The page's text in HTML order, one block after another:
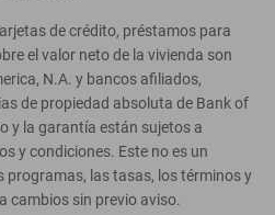
de crédito, préstamos para
el valor neto de la vivienda son
N.A. y bancos afiliados,
de propiedad absoluta de Bank of
y la garantía están sujetos a
y condiciones. Este no es un
las tasas, los términos y
cambios sin previo aviso.